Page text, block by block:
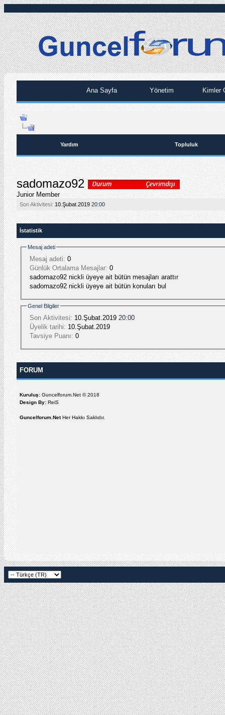
Ana Sayfa Yönetim Kimler
Yardım Topluluk
sadomazo92
Junior Member
Son Aktivitesi: 10.Şubat.2019 20:00
İstatistik
Mesaj adeti
Mesaj adeti: 0
Günlük Ortalama Mesajlar: 0
sadomazo92 nickli üyeye ait bütün mesajları arattır
sadomazo92 nickli üyeye ait bütün konuları bul
Genel Bilgiler
Son Aktivitesi: 10.Şubat.2019 20:00
Üyelik tarihi: 10.Şubat.2019
Tavsiye Puanı: 0
FORUM
Kuruluş: Guncelforum.Net © 2018
Design By: ReiS
Guncelforum.NetHer Hakkı Saklıdır.